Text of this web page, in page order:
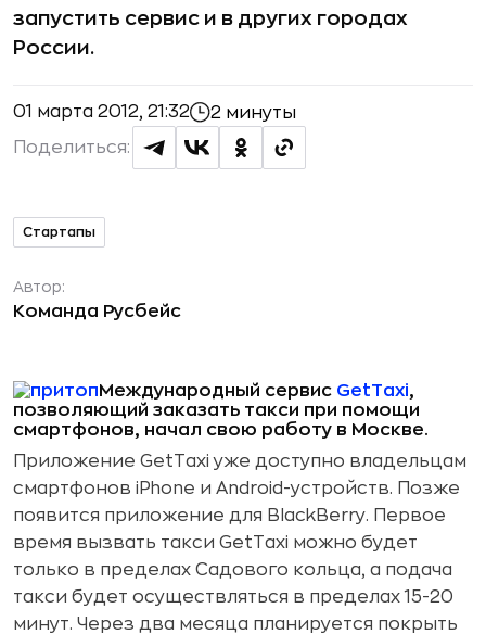
запустить сервис и в других городах
России.
01 марта 2012, 21:32 2 минуты
Поделиться:
Стартапы
Автор:
Команда Русбейс
Международный сервис GetTaxi,
позволяющий заказать такси при помощи
смартфонов, начал свою работу в Москве.
Приложение GetTaxi уже доступно владельцам
смартфонов iPhone и Android-устройств. Позже
появится приложение для BlackBerry. Первое
время вызвать такси GetTaxi можно будет
только в пределах Садового кольца, а подача
такси будет осуществляться в пределах 15-20
минут. Через два месяца планируется покрыть